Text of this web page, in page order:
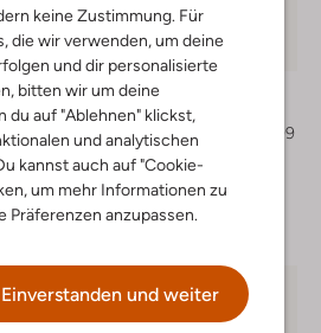
keine Zustimmung. Für
die wir verwenden, um deine
und dir personalisierte
bitten wir um deine
du auf "Ablehnen" klickst,
und analytischen
kannst auch auf "Cookie-
um mehr Informationen zu
Präferenzen anzupassen.
Einverstanden und weiter
Slingbacks
€ 139,99
€ 69,99
+ mehr farben